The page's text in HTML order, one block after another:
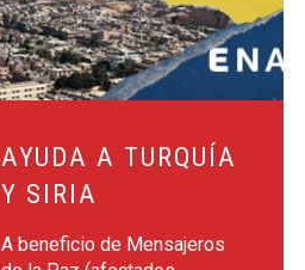
AYUDA A TURQUÍA
Y SIRIA
A beneficio de Mensajeros